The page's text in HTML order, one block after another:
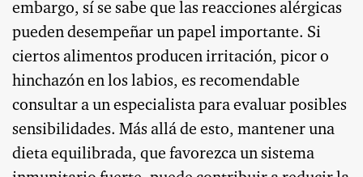
embargo, sí se sabe que las reacciones alérgicas
pueden desempeñar un papel importante. Si
ciertos alimentos producen irritación, picor o
hinchazón en los labios, es recomendable
consultar a un especialista para evaluar posibles
sensibilidades. Más allá de esto, mantener una
dieta equilibrada, que favorezca un sistema